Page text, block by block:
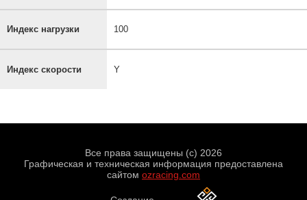
Индекс нагрузки 100
Индекс скорости Y
Все права защищены (с) 2026
Графическая и техническая информация предоставлена
сайтом ozracing.com